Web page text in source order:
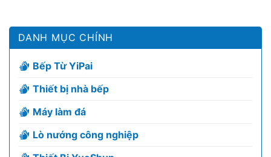
DANH MỤC CHÍNH
Bếp Từ YiPai
Thiết bị nhà bếp
Máy làm đá
Lò nướng công nghiệp